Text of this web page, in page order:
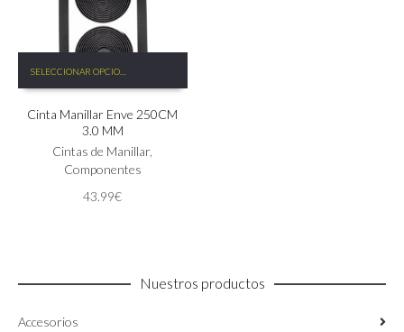
SELECCIONAR OPCIONES
producto
múltiples
Cinta Manillar Enve 250CM
3.0 MM
Cintas de Manillar,
Componentes
43.99€
Nuestros productos
Accesorios